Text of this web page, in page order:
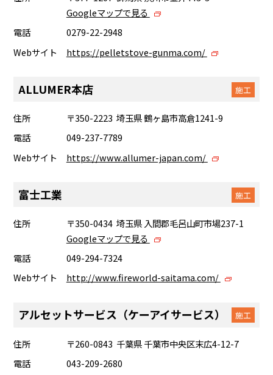
Googleマップで見る
電話
0279-22-2948
Webサイト
https://pelletstove-gunma.com/
ALLUMER本店 施工
住所
〒350-2223 埼玉県 鶴ヶ島市高倉1241-9
電話
049-237-7789
Webサイト
https://www.allumer-japan.com/
富士工業 施工
住所
〒350-0434 埼玉県 入間郡毛呂山町市場237-1
Googleマップで見る
電話
049-294-7324
Webサイト
http://www.fireworld-saitama.com/
アルセットサービス（ケーアイサービス） 施工
住所
〒260-0843 千葉県 千葉市中央区末広4-12-7
電話
043-209-2680